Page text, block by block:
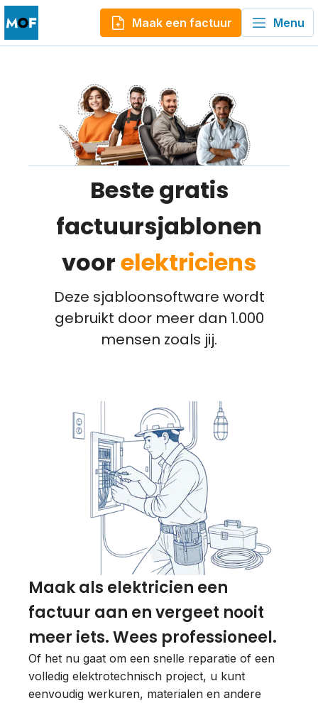
Maak een factuur Menu
Beste gratis
factuursjablonen
voorelektriciens
Deze sjabloonsoftware wordt
gebruikt door meer dan 1.000
mensen zoals jij.
Maak als elektricien een
factuur aan en vergeet nooit
meer iets. Wees professioneel.
Of het nu gaat om een snelle reparatie of een
volledig elektrotechnisch project, u kunt
eenvoudig werkuren, materialen en andere